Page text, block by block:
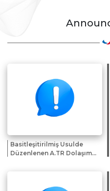
Basitleşitirilmiş Usulde
Düzenlenen A.TR Dolaşım